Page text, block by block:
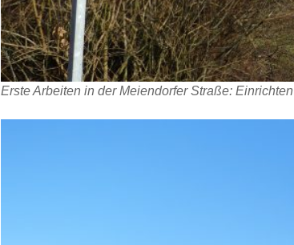
Erste Arbeiten in der Meiendorfer Straße: